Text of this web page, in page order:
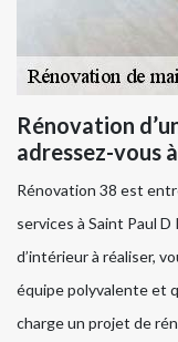
Rénovation
adressez-vous
Rénovation 38 est
services à Saint Paul
d’intérieur à réaliser,
équipe polyvalente et
charge un projet de